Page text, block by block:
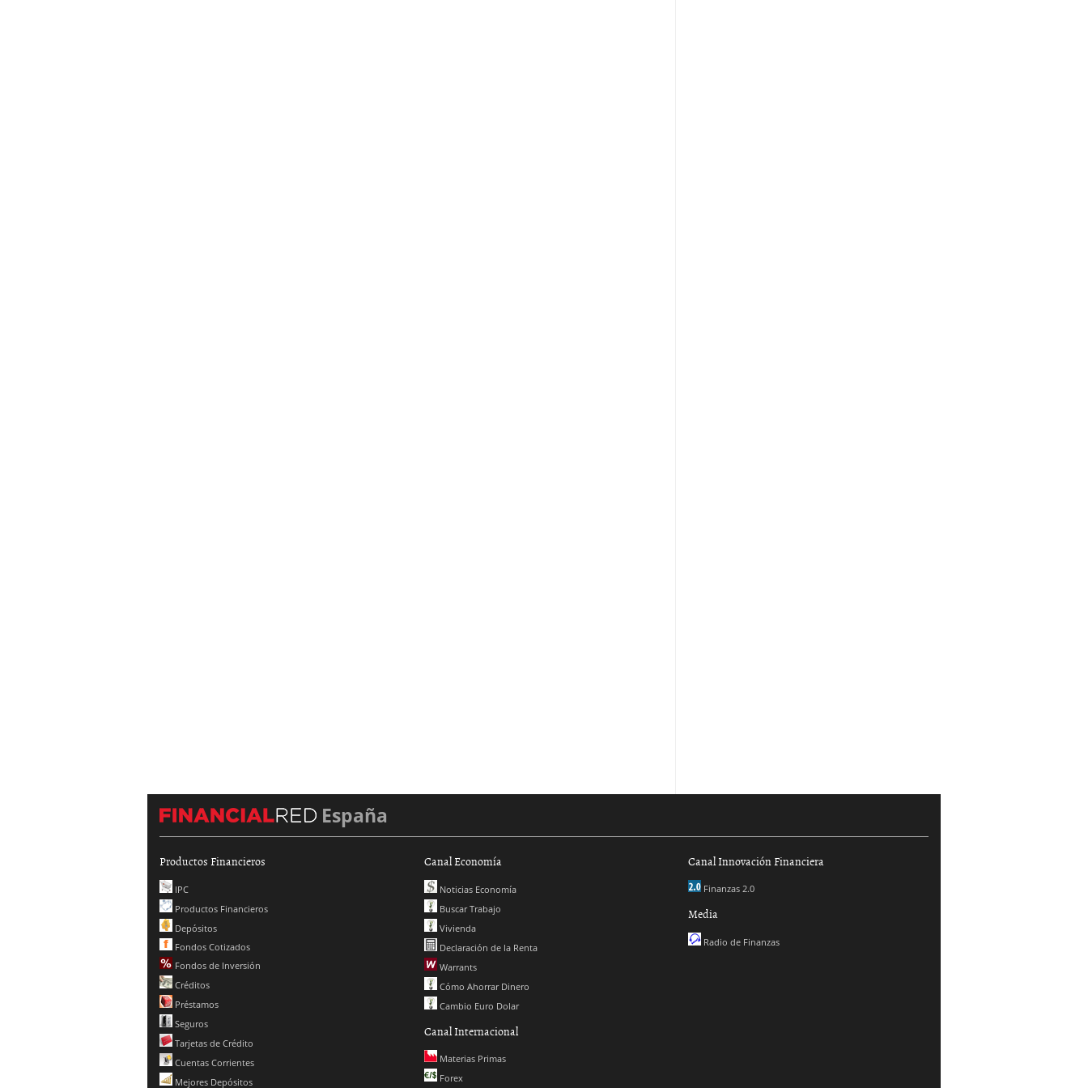
España
Productos Financieros
IPC
Productos Financieros
Depósitos
Fondos Cotizados
Fondos de Inversión
Créditos
Préstamos
Seguros
Tarjetas de Crédito
Cuentas Corrientes
Mejores Depósitos
Canal Economía
Noticias Economía
Buscar Trabajo
Vivienda
Declaración de la Renta
Warrants
Cómo Ahorrar Dinero
Cambio Euro Dolar
Canal Internacional
Materias Primas
Forex
Canal Innovación Financiera
Finanzas 2.0
Media
Radio de Finanzas